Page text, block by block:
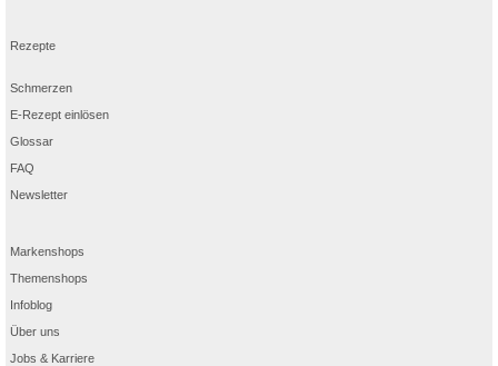
Rezepte
Schmerzen
E-Rezept einlösen
Glossar
FAQ
Newsletter
Markenshops
Themenshops
Infoblog
Über uns
Jobs & Karriere